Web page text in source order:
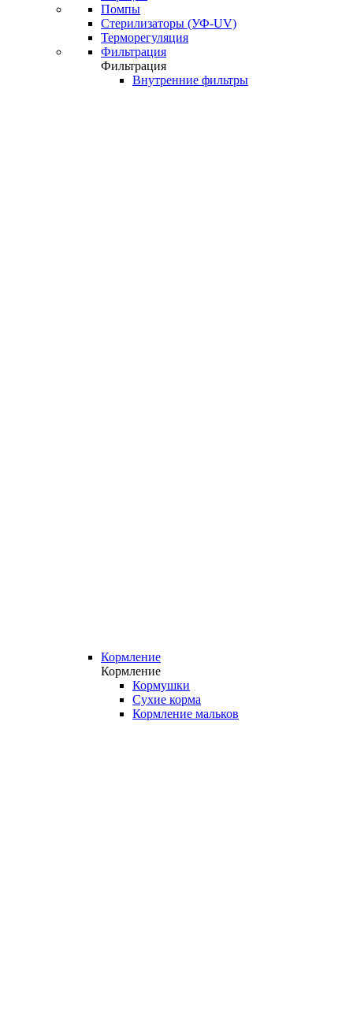
Помпы
Стерилизаторы (УФ-UV)
Терморегуляция
Фильтрация
Фильтрация
Внутренние фильтры
Кормление
Кормление
Кормушки
Сухие корма
Кормление мальков